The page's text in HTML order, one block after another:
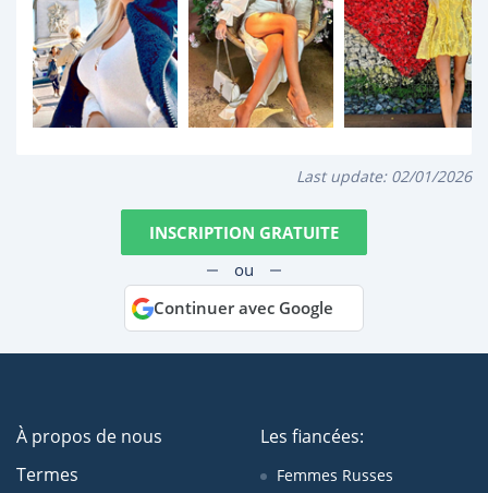
Last update: 02/01/2026
INSCRIPTION GRATUITE
ou
Continuer avec Google
À propos de nous
Termes
Les fiancées:
Femmes Russes